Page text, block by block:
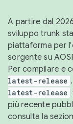
A partire dal
sviluppo trunk
piattaforma per
sorgente su
Per compilare e
latest-release
latest-release
più recente
consulta la